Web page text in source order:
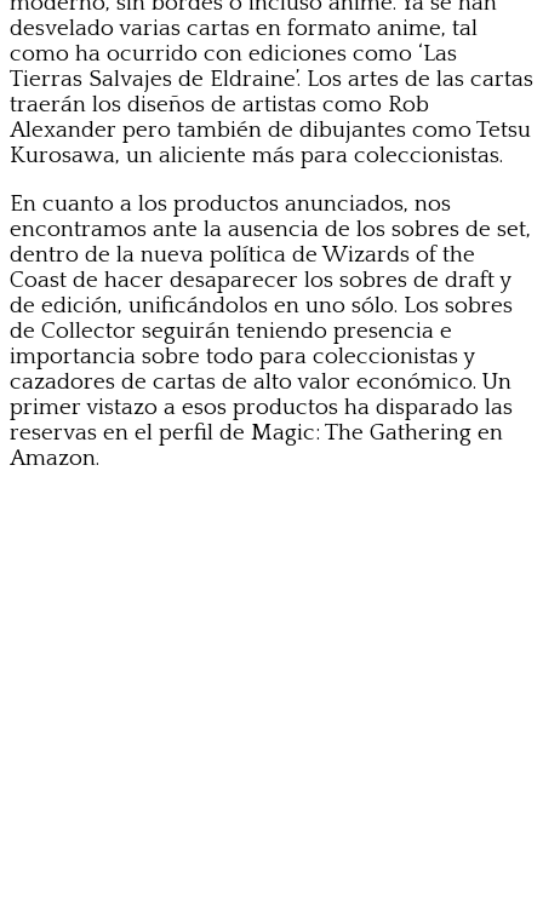
desvelado varias cartas en formato anime, tal
como ha ocurrido con ediciones como ‘Las
Tierras Salvajes de Eldraine’. Los artes de las cartas
traerán los diseños de artistas como Rob
Alexander pero también de dibujantes como Tetsu
Kurosawa, un aliciente más para coleccionistas.
En cuanto a los productos anunciados, nos
encontramos ante la ausencia de los sobres de set,
dentro de la nueva política de Wizards of the
Coast de hacer desaparecer los sobres de draft y
de edición, unificándolos en uno sólo. Los sobres
de Collector seguirán teniendo presencia e
importancia sobre todo para coleccionistas y
cazadores de cartas de alto valor económico. Un
primer vistazo a esos productos ha disparado las
reservas en el perfil de Magic: The Gathering en
Amazon.